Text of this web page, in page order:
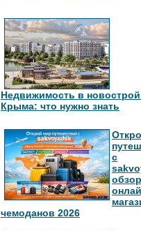
Недвижимость в
Крыма: что нужно знать
с
обзор
чемоданов 2026